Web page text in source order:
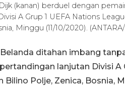
(kanan) berduel dengan
A Grup 1 UEFA Nations
Minggu (11/10/2020).
ditahan imbang
lanjutan Divisi A
Bilino Polje, Zenica, Bosnia,